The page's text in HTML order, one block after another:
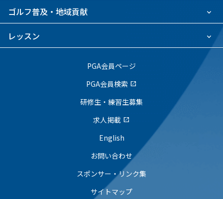
ゴルフ普及・地域貢献
レッスン
PGA会員ページ
PGA会員検索 open_in_new
研修生・練習生募集
求人掲載 open_in_new
English
お問い合わせ
スポンサー・リンク集
サイトマップ